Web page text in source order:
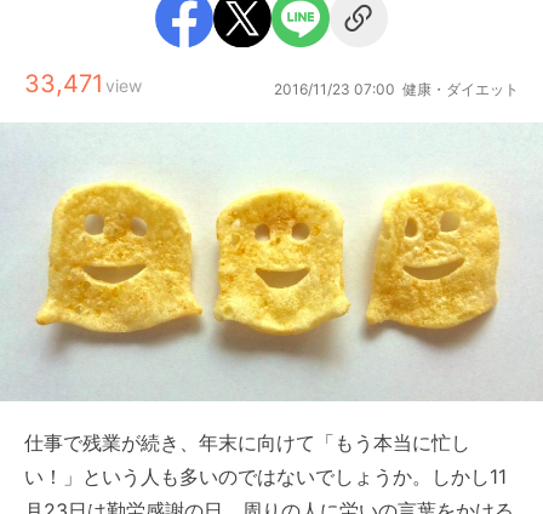
33,471 view 2016/11/23 07:00 健康・ダイエット
仕事で残業が続き、年末に向けて「もう本当に忙し
い！」という人も多いのではないでしょうか。しかし11